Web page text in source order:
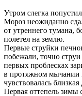
Утром слегка
Мороз неожиданно
от утреннего тумана,
полетел на землю.
Первые струйки
побежали, точно
первых проблесках
в протяжном мычании
чувствовалась
Первая оттепель зимы